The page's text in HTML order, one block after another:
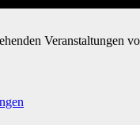
Veranstaltungen